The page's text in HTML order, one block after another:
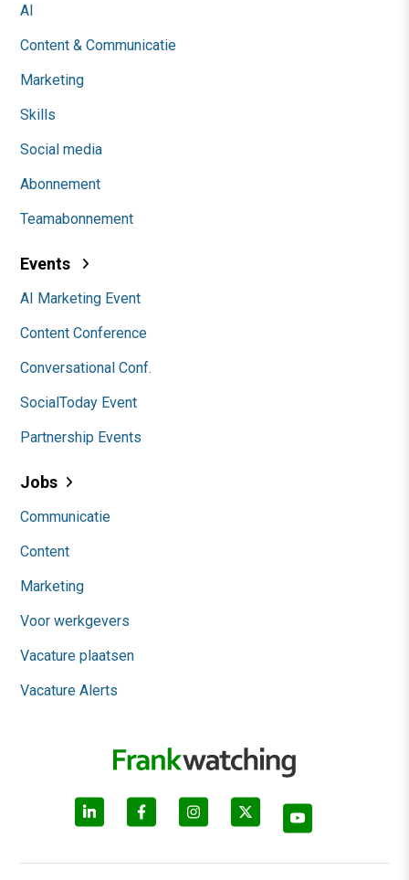
AI
Content & Communicatie
Marketing
Skills
Social media
Abonnement
Teamabonnement
Events
AI Marketing Event
Content Conference
Conversational Conf.
SocialToday Event
Partnership Events
Jobs
Communicatie
Content
Marketing
Voor werkgevers
Vacature plaatsen
Vacature Alerts